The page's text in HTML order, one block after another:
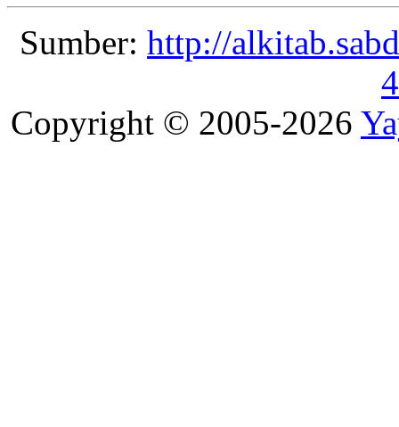
Sumber: http://
Copyright © 2005-2026